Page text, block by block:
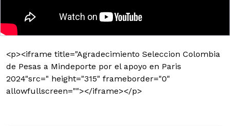
<p><iframe title="Agradecimiento Seleccion Colombia
de Pesas a Mindeporte por el apoyo en Paris
2024"src=" height="315" frameborder="0"
allowfullscreen=""></iframe></p>